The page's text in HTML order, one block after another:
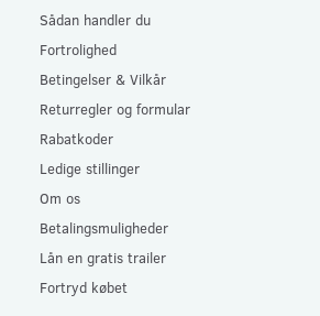
Sådan handler du
Fortrolighed
Betingelser & Vilkår
Returregler og formular
Rabatkoder
Ledige stillinger
Om os
Betalingsmuligheder
Lån en gratis trailer
Fortryd købet